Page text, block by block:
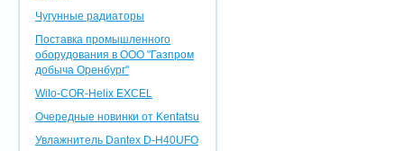
Чугунные радиаторы
Поставка промышленного
оборудования в ООО "Газпром
добыча Оренбург"
Wilo-COR-Helix EXCEL
Очередные новинки от Kentatsu
Увлажнитель Dantex D-H40UFO